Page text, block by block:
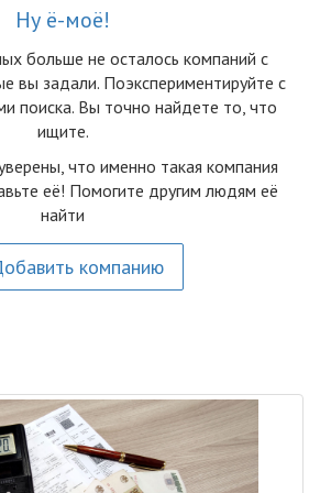
Ну ё-моё!
больше не осталоcь компаний с
вы задали. Поэкспериментируйте с
поиска. Вы точно найдете то, что
ищите.
что именно такая компания
её! Помогите другим людям её
найти
компанию